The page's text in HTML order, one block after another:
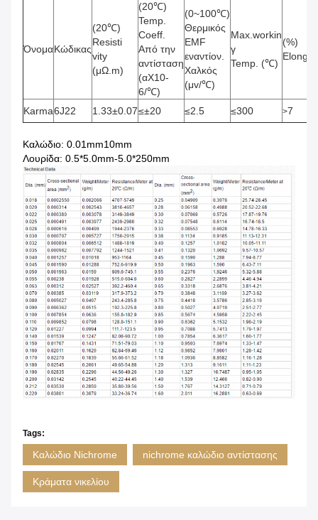
ΌνομαΚώδικας
(20℃)
Resisti
vity
(μΩ.m)
(20℃)
Temp.
Coeff.
Από την
αντίσταση
(αX10-
6/℃)
(0~100℃)
Θερμικός
EMF
εναντίον.
Χαλκός
(μv/℃)
Max.workin
γ
Temp. (℃)
(%)
Elongati
Karma6J22 1.33±0.07≤±20 ≤2.5 ≤300 >7
Καλώδιο: 0.01mm10mm
Λουρίδα: 0.5*5.0mm-5.0*250mm
Tags:
Καλώδιο Nichrome nichrome καλώδιο αντίστασης
Κράματα νικελίου